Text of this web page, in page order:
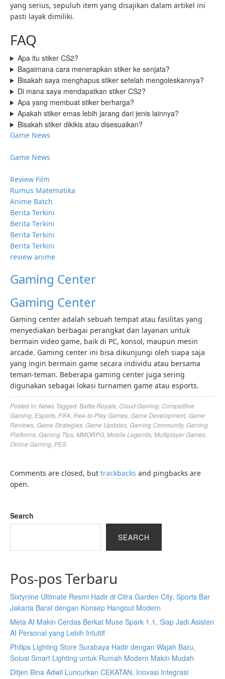
yang serius, sepuluh item yang disajikan dalam artikel ini
pasti layak dimiliki.
FAQ
Apa itu stiker CS2?
Bagaimana cara menerapkan stiker ke senjata?
Bisakah saya menghapus stiker setelah mengoleskannya?
Di mana saya mendapatkan stiker CS2?
Apa yang membuat stiker berharga?
Apakah stiker emas lebih jarang dari jenis lainnya?
Bisakah stiker dikikis atau disesuaikan?
Game News
Game News
Review Film
Rumus Matematika
Anime Batch
Berita Terkini
Berita Terkini
Berita Terkini
Berita Terkini
review anime
Gaming Center
Gaming Center
Gaming center adalah sebuah tempat atau fasilitas yang
menyediakan berbagai perangkat dan layanan untuk
bermain video game, baik di PC, konsol, maupun mesin
arcade. Gaming center ini bisa dikunjungi oleh siapa saja
yang ingin bermain game secara individu atau bersama
teman-teman. Beberapa gaming center juga sering
digunakan sebagai lokasi turnamen game atau esports.
Posted in:News Tagged:Battle Royale Cloud Gaming Competitive
Gaming Esports FIFA Free-to-Play Games Game Development, Game
Reviews Game Strategies Game Updates Gaming Community, Gaming
Platforms Gaming Tips MMORPG Mobile Legends Multiplayer Games
Online Gaming PES
Comments are closed, but trackbacks and pingbacks are
open.
Search
SEARCH
Pos-pos Terbaru
Sixtynine Ultimate Resmi Hadir di Citra Garden City, Sports Bar
Jakarta Barat dengan Konsep Hangout Modern
Meta AI Makin Cerdas Berkat Muse Spark 1.1, Siap Jadi Asisten
AI Personal yang Lebih Intuitif
Philips Lighting Store Surabaya Hadir dengan Wajah Baru,
Solusi Smart Lighting untuk Rumah Modern Makin Mudah
Ditjen Bina Adwil Luncurkan CEKATAN, Inovasi Integrasi